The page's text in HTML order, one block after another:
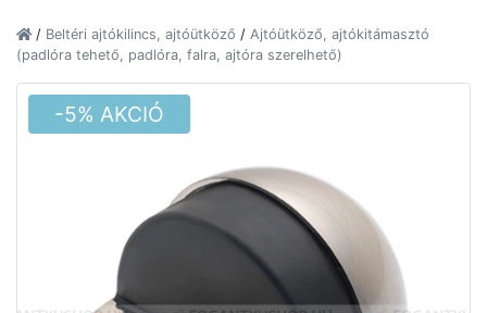
/ Beltéri ajtókilincs, ajtóütköző / Ajtóütköző, ajtókitámasztó
(padlóra tehető, padlóra, falra, ajtóra szerelhető)
-5% AKCIÓ